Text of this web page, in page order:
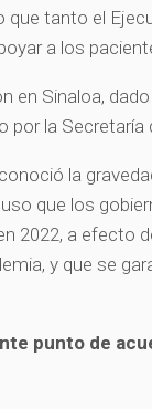
que tanto el
a los
en Sinaloa,
la Secretaría
la
que los
2022, a efecto
y que se
punto de